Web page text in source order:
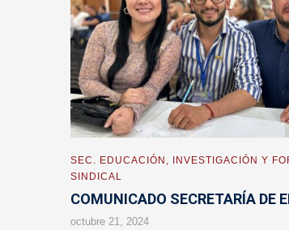
SEC. EDUCACIÓN, INVESTIGACIÓN Y
SINDICAL
COMUNICADO SECRETARÍA DE
octubre 21, 2024